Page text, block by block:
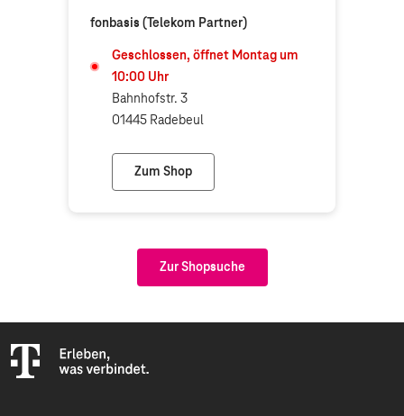
fonbasis (Telekom Partner)
Geschlossen, öffnet Montag um
10:00 Uhr
Bahnhofstr. 3
01445 Radebeul
Zum Shop
fonbasis (Telekom Partner)
Zur Shopsuche